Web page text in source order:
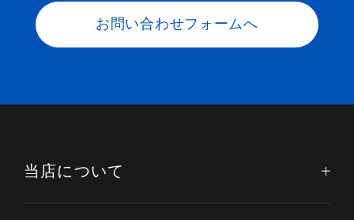
お問い合わせフォームへ
当店について